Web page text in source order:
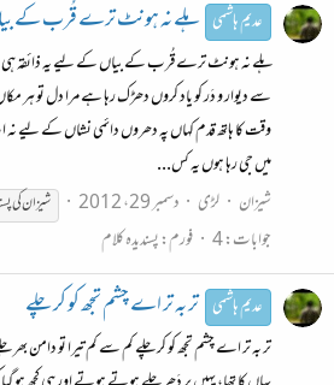
عدیم ہاشمی ہلے نہ ہونٹ ترے قُرب کے
ہلے نہ ہونٹ ترے قُرب کے بیاں کے لیے یہ ذائقہ
سے دیوار و دَر کو یاد کروں دھڑک رہا ہے مرا دل تو ہر
وقت کا ہاتھ قدم کہاں پہ دھروں دائمی نشاں کے لیے
میں جی رہا ہوں یہ کس...
شیزان
لڑی دسمبر 29، 2012 شیزان کی
جوابات: 4 فورم:پسندیدہ کلام
عدیم ہاشمی تر بہ تر اے چشم تجھ کو کر چلے
تر بہ تر اے چشم تجھ کو کر چلے کم سے کم تیرا تو دامن